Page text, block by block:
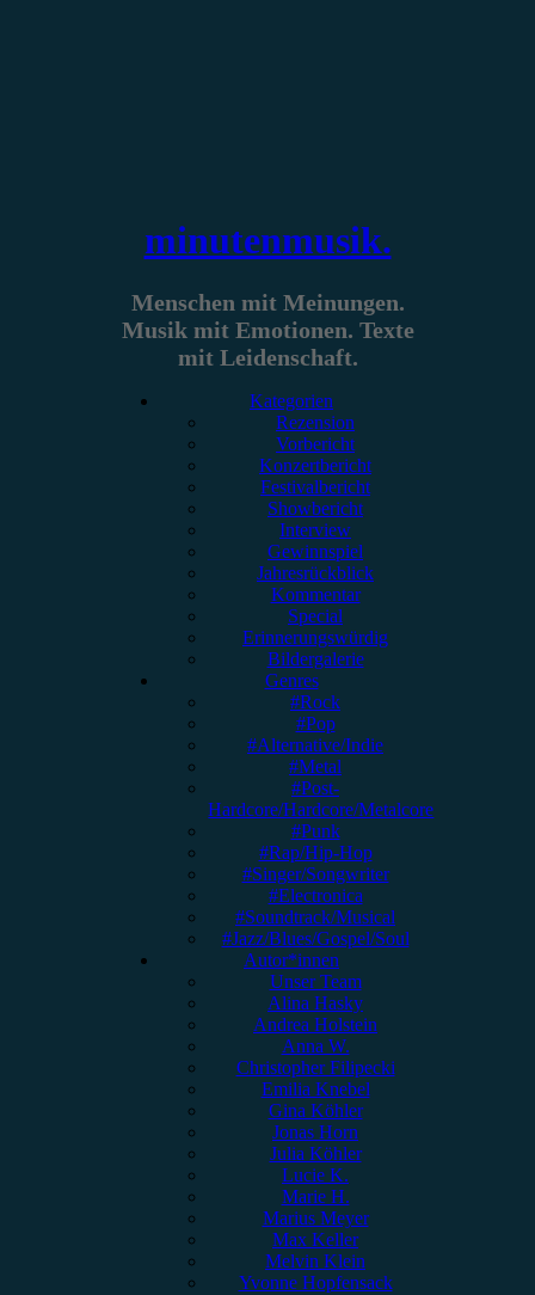
minutenmusik.
Menschen mit Meinungen.
Musik mit Emotionen. Texte
mit Leidenschaft.
Kategorien
Rezension
Vorbericht
Konzertbericht
Festivalbericht
Showbericht
Interview
Gewinnspiel
Jahresrückblick
Kommentar
Special
Erinnerungswürdig
Bildergalerie
Genres
#Rock
#Pop
#Alternative/Indie
#Metal
#Post-
Hardcore/Hardcore/Metalcore
#Punk
#Rap/Hip-Hop
#Singer/Songwriter
#Electronica
#Soundtrack/Musical
#Jazz/Blues/Gospel/Soul
Autor*innen
Unser Team
Alina Hasky
Andrea Holstein
Anna W.
Christopher Filipecki
Emilia Knebel
Gina Köhler
Jonas Horn
Julia Köhler
Lucie K.
Marie H.
Marius Meyer
Max Keller
Melvin Klein
Yvonne Hopfensack